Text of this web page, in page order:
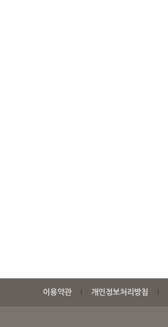
이용약관 개인정보처리방침